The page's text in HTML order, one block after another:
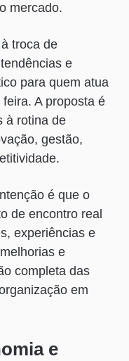
mercado.
troca de
e
para quem atua
A proposta é
à rotina de
gestão,
é que o
de encontro real
experiências e
e
completa das
em
e